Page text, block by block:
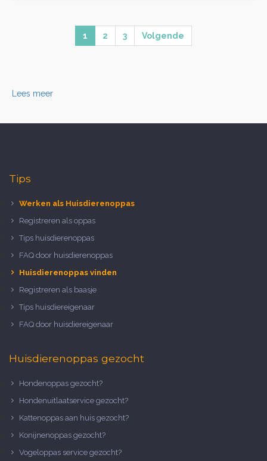
1 2 3 Volgende
Lees meer
Tips
Werken als Huisdierenoppas
Registreren als oppas
Tips huisdierenoppas
FAQ door huisdierenoppas
Huisdierenoppas vinden
Registreren als baasje
Tips huisdiereigenaar
FAQ door huisdiereigenaar
Huisdierenoppas gezocht
Hondenoppas gezocht?
Hondenuitlaatservice gezocht?
Kattenoppas aan huis gezocht?
Konijnenoppas gezocht?
Vogeloppas service gezocht?